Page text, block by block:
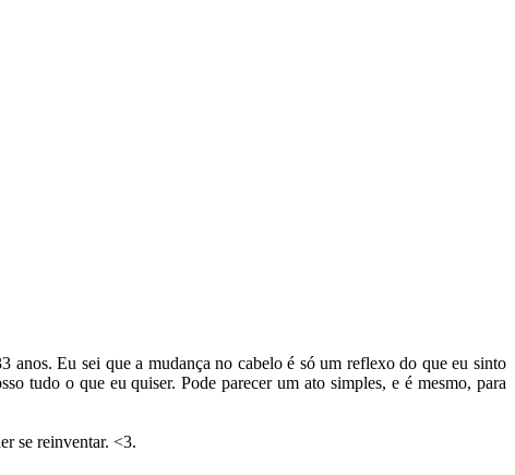
Eu sei que a mudança no cabelo é só um reflexo do que eu sinto
tudo o que eu quiser. Pode parecer um ato simples, e é mesmo, para
se reinventar. <3.